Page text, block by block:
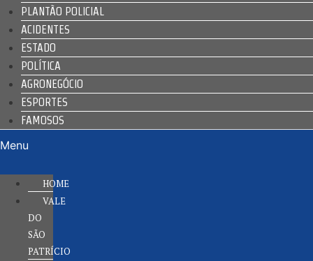
PLANTÃO POLICIAL
ACIDENTES
ESTADO
POLÍTICA
AGRONEGÓCIO
ESPORTES
FAMOSOS
Menu
HOME
VALE
DO
SÃO
PATRÍCIO